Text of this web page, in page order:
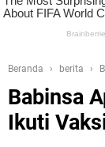
Beranda berita
Babinsa
Ikuti